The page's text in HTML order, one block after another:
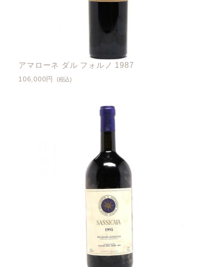
アマローネ ダル フォルノ 1987
106,000円 (税込)